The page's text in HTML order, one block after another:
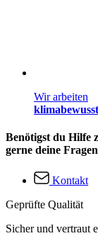
Wir arbeiten
klimabewusst
Benötigst du Hilfe
gerne deine
Kontakt
Geprüfte Qualität
Sicher und vertraut